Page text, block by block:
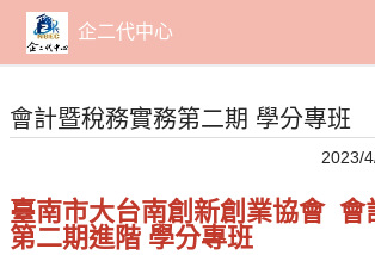
主
要
容
企二代中心
會計暨稅務實務第二期 學分專班
2023/
臺南市大台南創新創業協會 會
第二期進階 學分專班